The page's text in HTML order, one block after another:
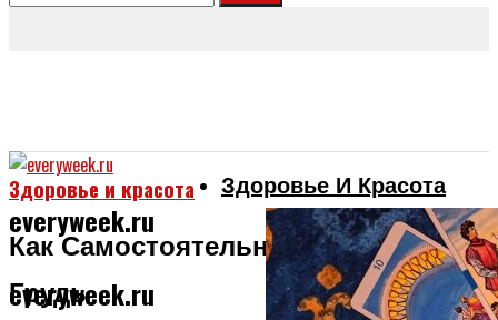
everyweek.ru
everyweek.ru
Здоровье И Красота
Здоровье и красота
Как Самостоятельно Увеличить
Грудь